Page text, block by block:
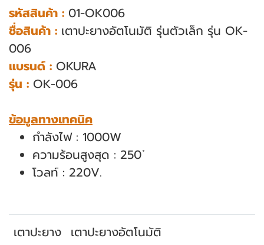
รหัสสินค้า : 01-OK006
ชื่อสินค้า : เตาปะยางอัตโนมัติ รุ่นตัวเล็ก รุ่น OK-
006
แบรนด์ : OKURA
รุ่น : OK-006
ข้อมูลทางเทคนิค
กำลังไฟ : 1000W
ความร้อนสูงสุด : 250 ํ
โวลท์ : 220V.
เตาปะยาง เตาปะยางอัตโนมัติ